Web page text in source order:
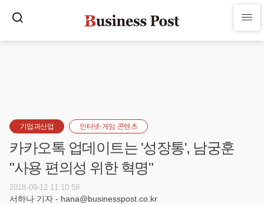
기업과산업 인터넷·게임·콘텐츠
카카오톡 업데이트는 '성장통', 남궁훈
"사용 편의성 위한 혁명"
2018-09-12 11:10:59
서하나 기자 - hana@businesspost.co.kr